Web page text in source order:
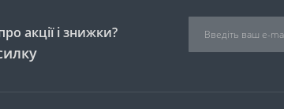
акції і знижки?